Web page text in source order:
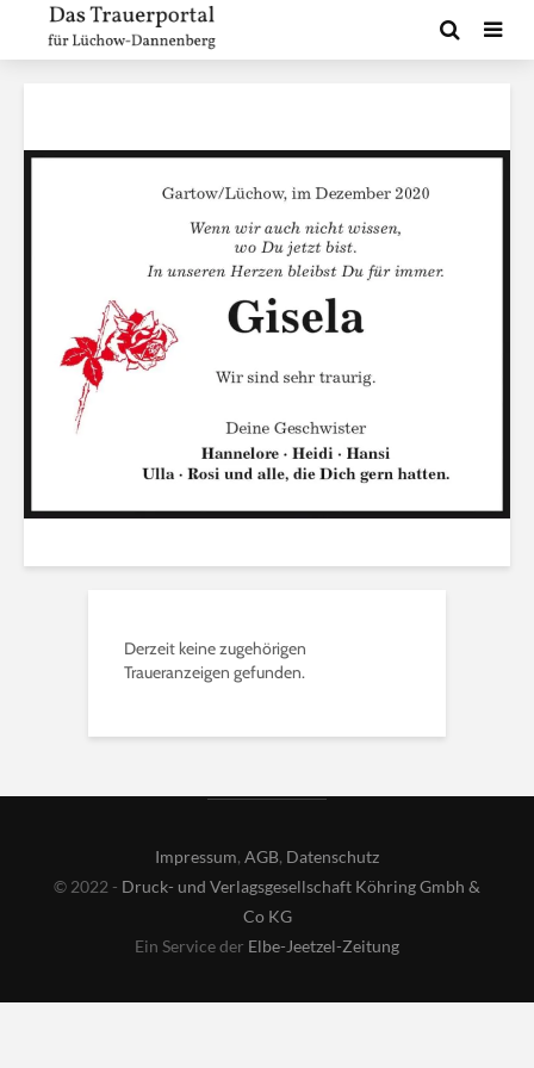
Derzeit keine zugehörigen
Traueranzeigen gefunden.
Impressum, AGB, Datenschutz
© 2022 - Druck- und Verlagsgesellschaft Köhring Gmbh &
Co KG
Ein Service der Elbe-Jeetzel-Zeitung